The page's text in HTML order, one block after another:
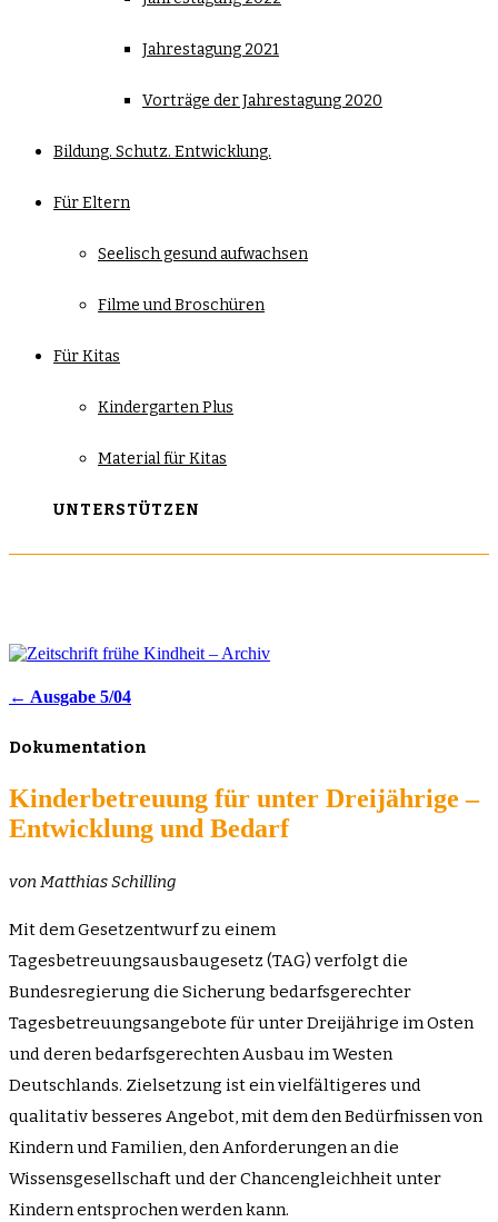
Jahrestagung 2021
Vorträge der Jahrestagung 2020
Bildung. Schutz. Entwicklung.
Für Eltern
Seelisch gesund aufwachsen
Filme und Broschüren
Für Kitas
Kindergarten Plus
Material für Kitas
UNTERSTÜTZEN
← Ausgabe 5/04
Dokumentation
Kinderbetreuung für unter Dreijährige –
Entwicklung und Bedarf
von Matthias Schilling
Mit dem Gesetzentwurf zu einem
Tagesbetreuungsausbaugesetz (TAG) verfolgt die
Bundesregierung die Sicherung bedarfsgerechter
Tagesbetreuungsangebote für unter Dreijährige im Osten
und deren bedarfsgerechten Ausbau im Westen
Deutschlands. Zielsetzung ist ein vielfältigeres und
qualitativ besseres Angebot, mit dem den Bedürfnissen von
Kindern und Familien, den Anforderungen an die
Wissensgesellschaft und der Chancengleichheit unter
Kindern entsprochen werden kann.